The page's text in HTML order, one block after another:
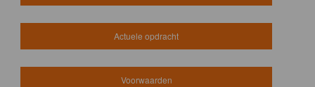
Actuele opdracht
Voorwaarden